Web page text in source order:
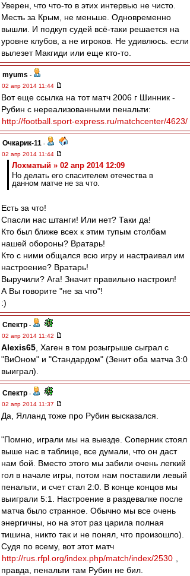
Уверен, что что-то в этих интервью не чисто.
Месть за Крым, не меньше. Одновременно
вышли. И подкуп судей всё-таки решается на
уровне клубов, а не игроков. Не удивлюсь. если
вылезет Макгиди или еще кто-то.
myums -
02 апр 2014 11:44
Вот еще ссылка на тот матч 2006 г Шинник -
Рубин с нереализованными пенальти:
http://football.sport-express.ru/matchcenter/4623/
Очкарик-11 -
02 апр 2014 11:44
Лохматый » 02 апр 2014 12:09
Но делать его спасителем отечества в
данном матче не за что.
Есть за что!
Спасли нас штанги! Или нет? Таки да!
Кто был ближе всех к этим тупым столбам
нашей обороны? Вратарь!
Кто с ними общался всю игру и настраивал им
настроение? Вратарь!
Выручили? Ага! Значит правильно настроил!
А Вы говорите "не за что"!
:)
Спектр -
02 апр 2014 11:42
Alexis65 , Хаген в том розыгрыше сыграл с
"ВиОном" и "Стандардом" (Зенит оба матча 3:0
выиграл).
Спектр -
02 апр 2014 11:37
Да, Ялланд тоже про Рубин высказался.
"Помню, играли мы на выезде. Соперник стоял
выше нас в таблице, все думали, что он даст
нам бой. Вместо этого мы забили очень легкий
гол в начале игры, потом нам поставили левый
пенальти, и счет стал 2:0. В конце концов мы
выиграли 5:1. Настроение в раздевалке после
матча было странное. Обычно мы все очень
энергичны, но на этот раз царила полная
тишина, никто так и не понял, что произошло).
Судя по всему, вот этот матч
http://rus.rfpl.org/index.php/match/index/2530
правда, пенальти там Рубин не бил.